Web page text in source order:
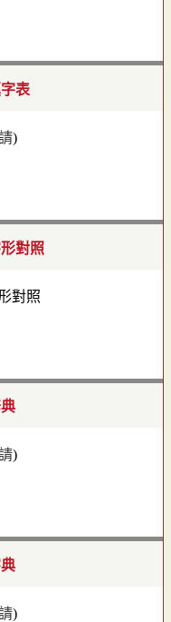
表
)
對照
)
)